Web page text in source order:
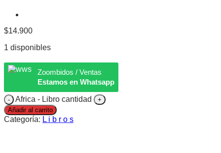
$14.900
1 disponibles
Zoombidos / Ventas
Estamos en Whatsapp
Africa - Libro cantidad
Añadir al carrito
Categoría: L i b r o s